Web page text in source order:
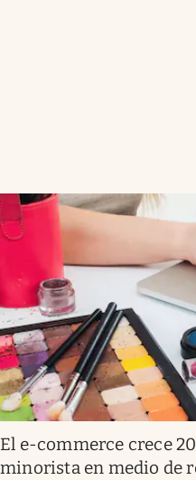
El e-commerce crece
minorista en medio de